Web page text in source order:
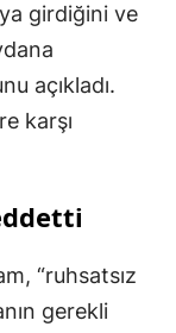
girdiğini ve
açıkladı.
karşı
“ruhsatsız
gerekli